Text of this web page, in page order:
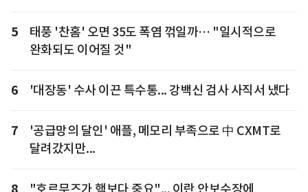
5
태풍 '찬홈' 오면 35도 폭염 꺾일까… "일시적으로
완화되도 이어질 것"
6 '대장동' 수사 이끈 특수통... 강백신 검사 사직서 냈다
7
'공급망의 달인' 애플, 메모리 부족으로 中 CXMT로
달려갔지만...
8
"호르무즈가 핵보다 중요"... 이란 안보수장에